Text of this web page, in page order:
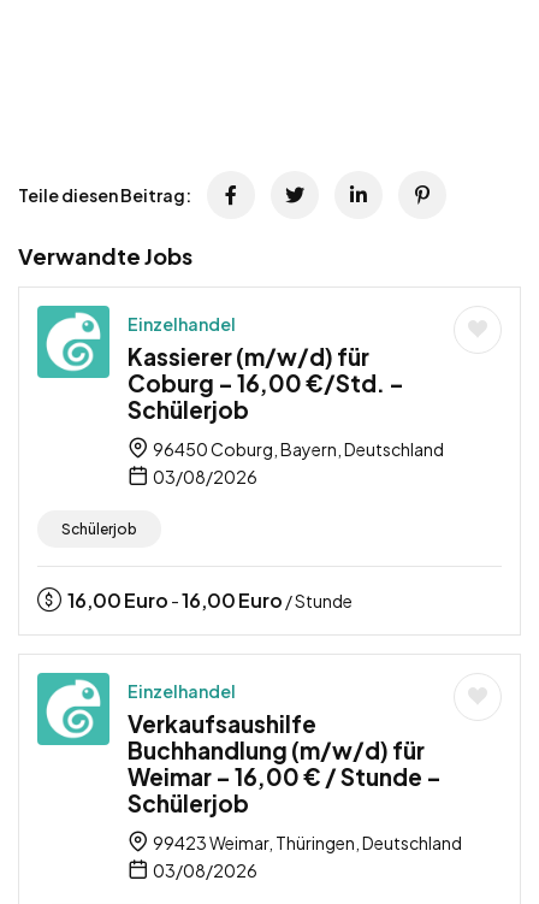
Teile diesen Beitrag:
Verwandte Jobs
Einzelhandel
Kassierer (m/w/d) für
Coburg – 16,00 €/Std. –
Schülerjob
96450 Coburg, Bayern, Deutschland
03/08/2026
Schülerjob
16,00Euro -16,00Euro / Stunde
Einzelhandel
Verkaufsaushilfe
Buchhandlung (m/w/d) für
Weimar – 16,00 € / Stunde –
Schülerjob
99423 Weimar, Thüringen, Deutschland
03/08/2026